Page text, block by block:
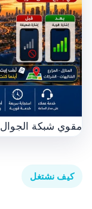
مقوي شبكة
كيف نشتغل